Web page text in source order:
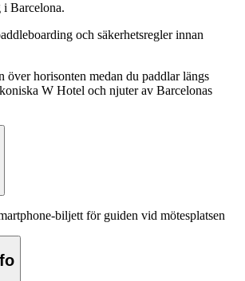
i Barcelona.
och säkerhetsregler innan
över horisonten medan du paddlar längs
W Hotel och njuter av Barcelonas
biljett för guiden vid mötesplatsen